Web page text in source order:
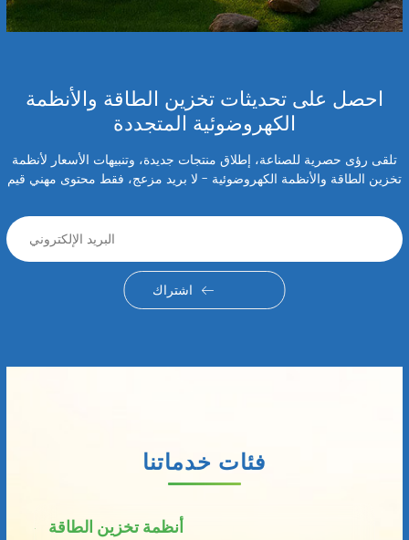
احصل على تحديثات تخزين الطاقة والأنظمة
الكهروضوئية المتجددة
تلقى رؤى حصرية للصناعة، إطلاق منتجات جديدة، وتنبيهات الأسعار لأنظمة
تخزين الطاقة والأنظمة الكهروضوئية - لا بريد مزعج، فقط محتوى مهني قيم
اشتراك
فئات خدماتنا
أنظمة تخزين الطاقة